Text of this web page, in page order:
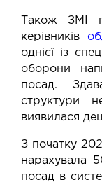
Також ЗМІ
керівників
однієї із
оборони
посад.
структури
виявилася
З початку
нарахувала
посад в